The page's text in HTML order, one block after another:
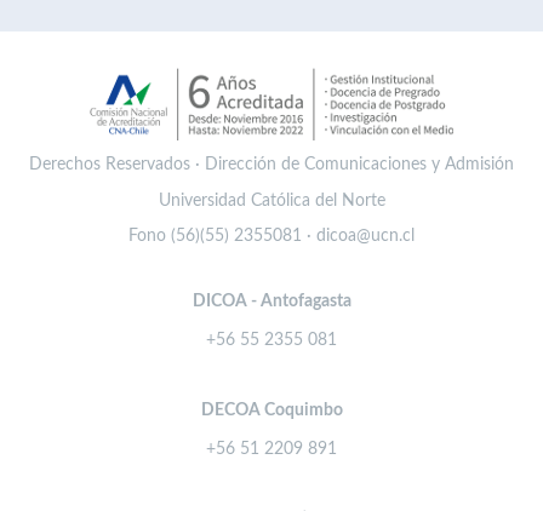
Derechos Reservados · Dirección de Comunicaciones y Admisión
Universidad Católica del Norte
Fono (56)(55) 2355081 · dicoa@ucn.cl
DICOA - Antofagasta
+56 55 2355 081
DECOA Coquimbo
+56 51 2209 891